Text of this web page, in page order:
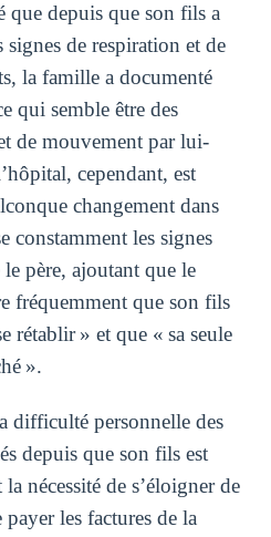
que depuis que son fils a
de respiration et de
la famille a documenté
qui semble être des
de mouvement par lui-
cependant, est
changement dans
constamment les signes
père, ajoutant que le
fréquemment que son fils
rétablir » et que « sa seule
».
difficulté personnelle des
depuis que son fils est
nécessité de s’éloigner de
les factures de la